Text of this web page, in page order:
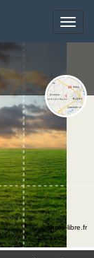
Toggle
©photo-libre.fr
Toggle